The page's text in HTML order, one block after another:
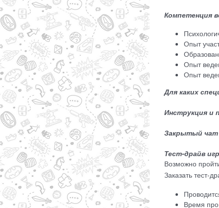
Компетенция
Опыт
Опыт
Опыт
Для каких
Инструкция и
Закрытый чат
Тест-драйв
Возможно
Заказать тест-
Время